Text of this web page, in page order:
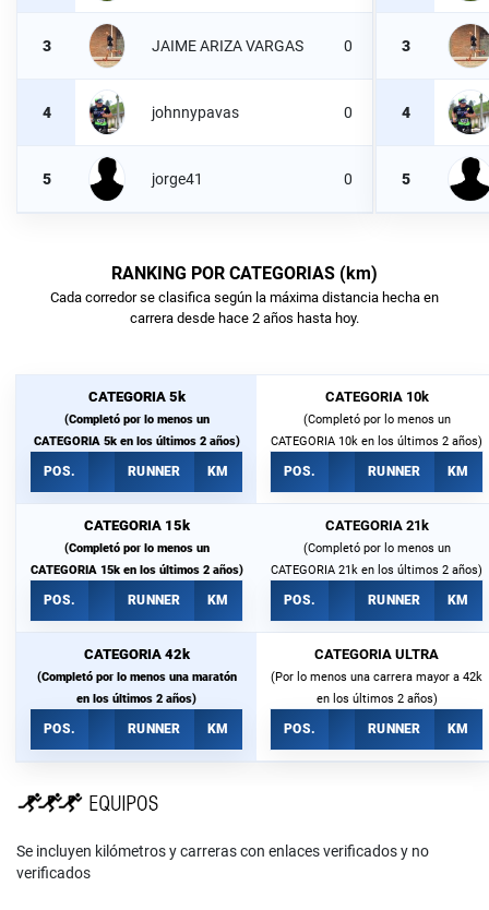
3 JAIME ARIZA VARGAS 0
4 johnnypavas 0
5 jorge41 0
3
4
5
RANKING POR CATEGORIAS (km)
Cada corredor se clasifica según la máxima distancia hecha en
carrera desde hace 2 años hasta hoy.
CATEGORIA 5k
(Completó por lo menos un
CATEGORIA 5k en los últimos 2 años)
POS. RUNNER KM
CATEGORIA 10k
(Completó por lo menos un
CATEGORIA 10k en los últimos 2 años)
POS. RUNNER KM
CATEGORIA 15k
(Completó por lo menos un
CATEGORIA 15k en los últimos 2 años)
POS. RUNNER KM
CATEGORIA 21k
(Completó por lo menos un
CATEGORIA 21k en los últimos 2 años)
POS. RUNNER KM
CATEGORIA 42k
(Completó por lo menos una maratón
en los últimos 2 años)
POS. RUNNER KM
CATEGORIA ULTRA
(Por lo menos una carrera mayor a 42k
en los últimos 2 años)
POS. RUNNER KM
Se incluyen kilómetros y carreras con enlaces verificados y no
verificados